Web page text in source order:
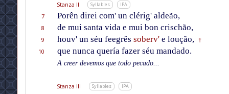
Stanza II Syllables IPA
7 Porên direi com' un clérig' aldeão,
8
de mui santa vida e mui bon crischão,
9
houv' un séu feegrês soberv'e loução, †
10
que nunca quería fazer séu mandado.
A creer devemos que todo pecado...
Stanza III Syllables IPA